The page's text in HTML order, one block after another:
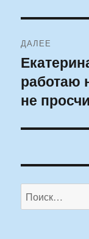
ДАЛЕЕ
Следующая
запись:
работаю
не
Искать: